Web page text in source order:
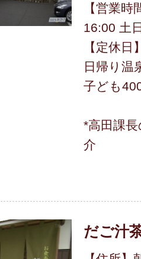
【営業
16:00 土
【定休日
日帰り温
子ども
*高田課
介
だご汁